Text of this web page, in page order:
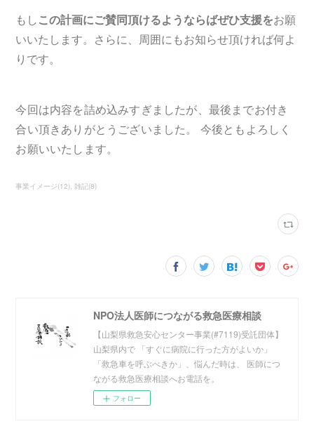
もしこの計画にご賛同頂けるようならばぜひ支援をお願
いいたします。さらに、周囲にもお知らせ頂ければ何よ
りです。
今回は内容を詰め込みすぎましたが、最後までお付き
合い頂きありがとうございました。 今後ともよろしく
お願いいたします。
事業イメージ(12) 雑記(8)
NPO法人医師につながる救急医療相談
【山梨県救急安心センター事業(#7119)受託団体】
山梨県内で 「すぐに病院に行った方がよいか」
「救急車を呼ぶべきか」、悩んだ時は、 医師につ
ながる救急医療相談へお電話を。
フォロー